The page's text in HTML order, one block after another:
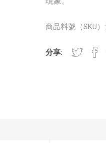
商品料號（SKU）:
分享: